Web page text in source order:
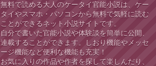
無料で読める大人のケータイ官能小説は、ケー
タイやスマホ・パソコンから無料で気軽に読む
ことができるネット小説サイトです。
自分で書いた官能小説や体験談を簡単に公開、
連載することができます。しおり機能やメッセ
ージ機能など便利な機能も充実！
お気に入りの作品や作者を探して楽しんだり、